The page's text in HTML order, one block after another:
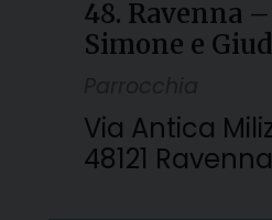
48. Ravenna –
Simone e
Via Antica
48121